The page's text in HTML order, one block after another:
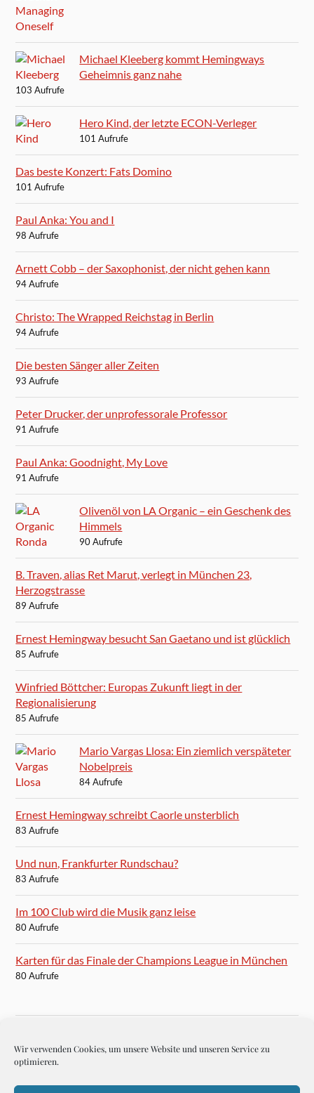
Wir verwenden Cookies, um unsere Website und unseren Service zu
optimieren.
Michael Kleeberg kommt Hemingways
Geheimnis ganz nahe
103 Aufrufe
Hero Kind, der letzte ECON-Verleger
101 Aufrufe
Das beste Konzert: Fats Domino
101 Aufrufe
Paul Anka: You and I
98 Aufrufe
Arnett Cobb – der Saxophonist, der nicht gehen kann
94 Aufrufe
Christo: The Wrapped Reichstag in Berlin
94 Aufrufe
Die besten Sänger aller Zeiten
93 Aufrufe
Peter Drucker, der unprofessorale Professor
91 Aufrufe
Paul Anka: Goodnight, My Love
91 Aufrufe
Olivenöl von LA Organic – ein Geschenk des
Himmels
90 Aufrufe
B. Traven, alias Ret Marut, verlegt in München 23,
Herzogstrasse
89 Aufrufe
Ernest Hemingway besucht San Gaetano und ist glücklich
85 Aufrufe
Winfried Böttcher: Europas Zukunft liegt in der
Regionalisierung
85 Aufrufe
Mario Vargas Llosa: Ein ziemlich verspäteter
Nobelpreis
84 Aufrufe
Ernest Hemingway schreibt Caorle unsterblich
83 Aufrufe
Und nun, Frankfurter Rundschau?
83 Aufrufe
Im 100 Club wird die Musik ganz leise
80 Aufrufe
Karten für das Finale der Champions League in München
80 Aufrufe
BLOGROLL
Autoren-Brief